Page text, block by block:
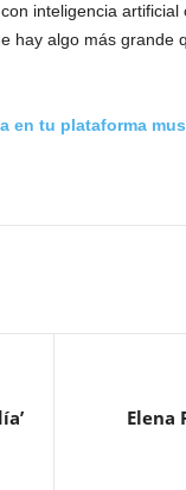
inteligencia
hay algo más grande
en tu plataforma
Elena